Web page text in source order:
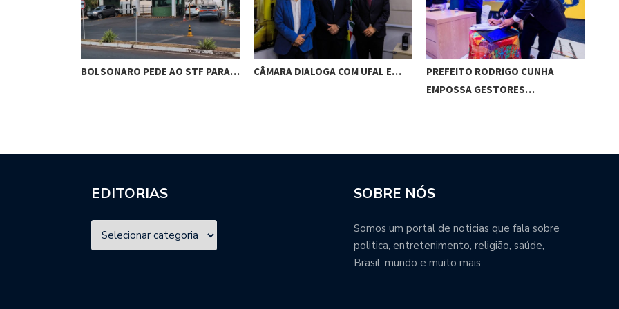
BOLSONARO PEDE AO STF PARA… CÂMARA DIALOGA COM UFAL E…
PREFEITO RODRIGO CUNHA
EMPOSSA GESTORES…
EDITORIAS SOBRE NÓS
Somos um portal de noticias que fala sobre
politica, entretenimento, religião, saúde,
Brasil, mundo e muito mais.